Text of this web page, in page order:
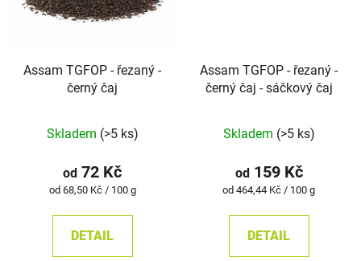
Assam TGFOP - řezaný -
černý čaj
hodnocení
produktu
je
z
Skladem (>5 ks)
od 72 Kč
Měrná
od 68,50 Kč / 100 g
DETAIL
Assam TGFOP - řezaný -
černý čaj - sáčkový čaj
Skladem (>5 ks)
od159 Kč
Měrná
od 464,44 Kč / 100 g
DETAIL